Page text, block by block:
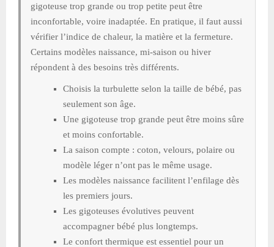
gigoteuse trop grande ou trop petite peut être
inconfortable, voire inadaptée. En pratique, il faut aussi
vérifier l’indice de chaleur, la matière et la fermeture.
Certains modèles naissance, mi-saison ou hiver
répondent à des besoins très différents.
Choisis la turbulette selon la taille de bébé, pas
seulement son âge.
Une gigoteuse trop grande peut être moins sûre
et moins confortable.
La saison compte : coton, velours, polaire ou
modèle léger n’ont pas le même usage.
Les modèles naissance facilitent l’enfilage dès
les premiers jours.
Les gigoteuses évolutives peuvent
accompagner bébé plus longtemps.
Le confort thermique est essentiel pour un